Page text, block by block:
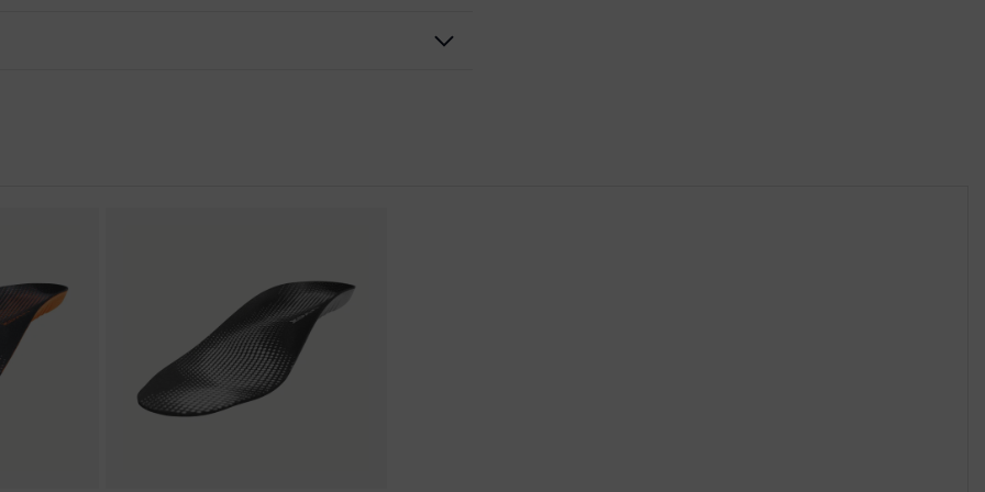
Aufladung (ESD) mit einem Ableitwiderstand kleiner 100